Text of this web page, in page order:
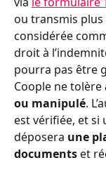
ou transmis plus
considérée
droit à
pourra pas être
Coople ne tolère
ou manipulé.
est vérifiée, et si
déposera une
documents et